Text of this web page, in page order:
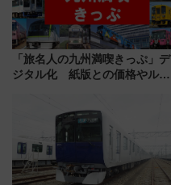
「旅名人の九州満喫きっぷ」デ
ジタル化 紙版との価格やルー